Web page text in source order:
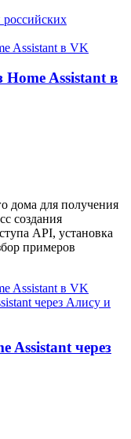
Assistant в
дома для получения
создания
API, установка
примеров
Assistant через